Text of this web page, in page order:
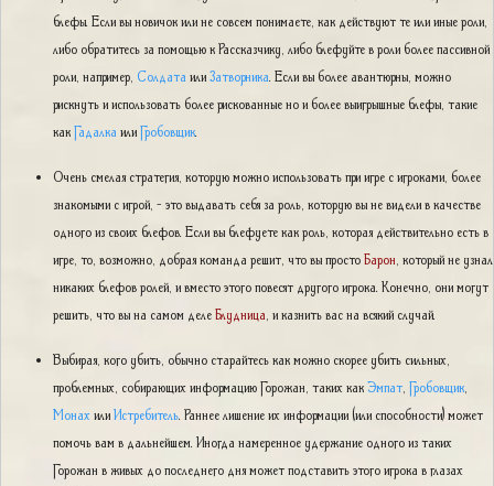
блефы. Если вы новичок или не совсем понимаете, как действуют те или иные роли,
либо обратитесь за помощью к Рассказчику, либо блефуйте в роли более пассивной
роли, например, Солдата илиЗатворника . Если вы более авантюрны, можно
рискнуть и использовать более рискованные но и более выигрышные блефы, такие
какГадалка илиГробовщик
Очень смелая стратегия, которую можно использовать при игре с игроками, более
знакомыми с игрой, - это выдавать себя за роль, которую вы не видели в качестве
одного из своих блефов. Если вы блефуете как роль, которая действительно есть в
игре, то, возможно, добрая команда решит, что вы простоБарон , который не узнал
никаких блефов ролей, и вместо этого повесят другого игрока. Конечно, они могут
решить, что вы на самом делеБлудница , и казнить вас на всякий случай.
Выбирая, кого убить, обычно старайтесь как можно скорее убить сильных,
проблемных, собирающих информацию Горожан, таких какЭмпат Гробовщик
МонахилиИстребитель . Раннее лишение их информации (или способности) может
помочь вам в дальнейшем. Иногда намеренное удержание одного из таких
Горожан в живых до последнего дня может подставить этого игрока в глазах